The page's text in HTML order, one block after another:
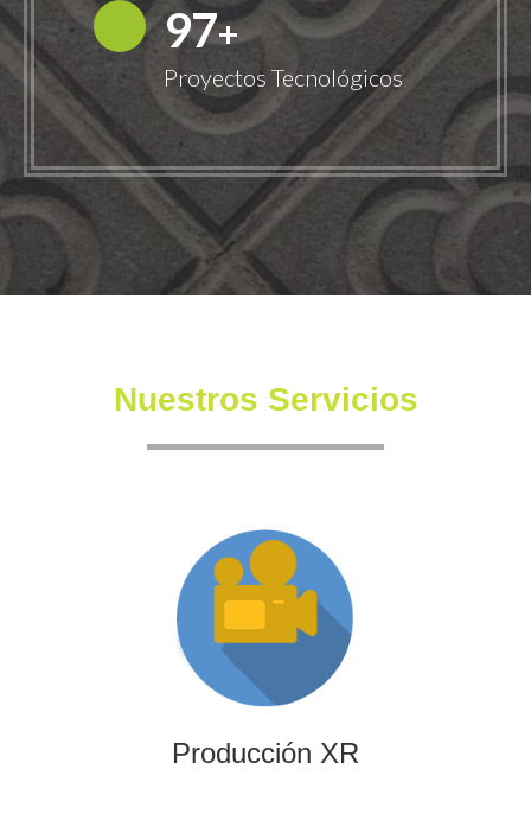
100+
Proyectos Tecnológicos
Nuestros Servicios
Producción XR
Producción XR
Somos una productora independiente con un equipo
altamente experimentado también en la creación de
producciones inmersivas y de XR.